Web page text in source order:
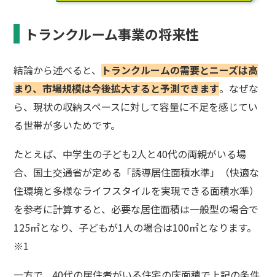
トランクルーム事業の将来性
結論から述べると、
トランクルームの需要とニーズは高
まり、市場規模は今後拡大すると予測できます。なぜな
ら、現状の収納スペースに対して容量に不足を感じてい
る世帯が多いためです。
たとえば、中学生の子ども2人と40代の両親がいる場
合、国土交通省が定める「誘導居住面積水準」（快適な
住環境と多様なライフスタイルを実現できる面積水準）
を参考に計算すると、必要な居住面積は一般型の場合で
125㎡となり、子どもが1人の場合は100㎡となります。
※1